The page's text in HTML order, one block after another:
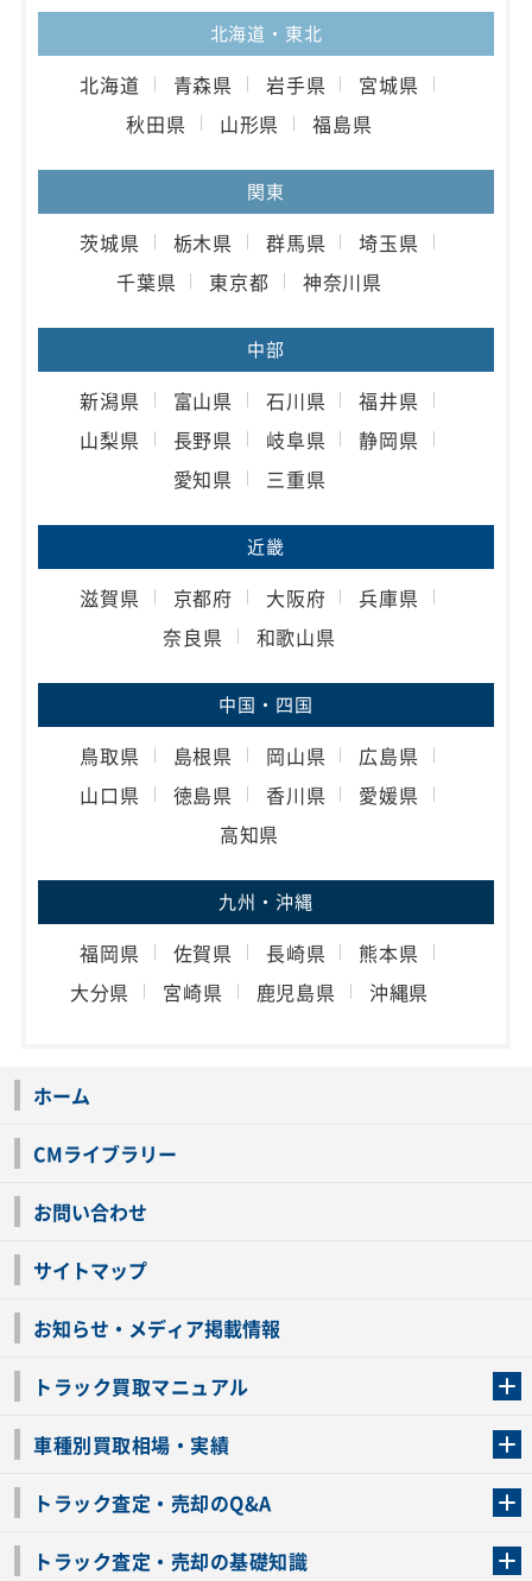
北海道・東北
北海道 青森県 岩手県
宮城県
秋田県
山形県 福島県
関東
茨城県 栃木県 群馬県
埼玉県
千葉県
東京都 神奈川県
中部
新潟県 富山県 石川県
福井県
山梨県
長野県 岐阜県
静岡県
愛知県
三重県
近畿
滋賀県 京都府 大阪府
兵庫県
奈良県
和歌山県
中国・四国
鳥取県 島根県 岡山県
広島県
山口県
徳島県 香川県
愛媛県
高知県
九州・沖縄
福岡県 佐賀県 長崎県
熊本県
大分県
宮崎県 鹿児島県 沖縄県
ホーム
CMライブラリー
お問い合わせ
サイトマップ
お知らせ・メディア掲載情報
トラック買取マニュアル
車種別買取相場・実績
トラック査定・売却のQ&A
トラック査定・売却の基礎知識